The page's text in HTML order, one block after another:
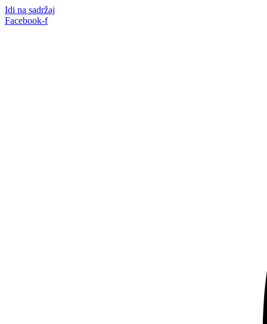
Idi na sadržaj
Facebook-f